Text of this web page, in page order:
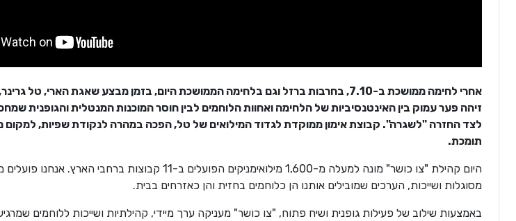
אחרי לחימה ממושכת ב-7.10, בחרבות ברזל וגם בלחימה הממושכת היום, בזמן מבצע שאגת הארי, טל
זיהה פער עמוק בין האינטנסיביות של הלחימה ואחוות הלוחמים לבין חוסר המוכנות המנטלית והגופנית
לצד החזרה "לשגרה". קבוצת אימון ממוקדת לגדוד המילואים של טל, הפכה במהרה לנקודת שפיות, למקום
תומכת.
היום קהילת "צו כושר" מונה למעלה מ-1,600 מילואימניקים הפועלים ב-11 קבוצות ברחבי
מסוגלות ושייכות, הערכים שמובילים אותנו הן כלוחמים בחזית והן כאזרחים בבית.
באמצעות שילוב של פעילות גופנית ושיח פתוח, "צו כושר" מעניקה ערך מיידי, קהילתיות ושייכות ללוחמים